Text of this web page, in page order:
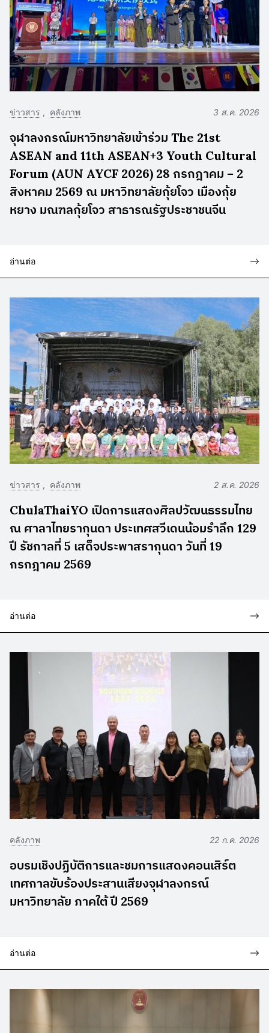
ข่าวสาร คลังภาพ 3 ส.ค. 2026
จุฬาลงกรณ์มหาวิทยาลัยเข้าร่วม The 21st
ASEAN and 11th ASEAN+3 Youth Cultural
Forum (AUN AYCF 2026) 28 กรกฎาคม – 2
สิงหาคม 2569 ณ มหาวิทยาลัยกุ้ยโจว เมืองกุ้ย
หยาง มณฑลกุ้ยโจว สาธารณรัฐประชาชนจีน
อ่านต่อ
ข่าวสาร คลังภาพ 2 ส.ค. 2026
ChulaThaiYO เปิดการแสดงศิลปวัฒนธรรมไทย
ณ ศาลาไทยรากุนดา ประเทศสวีเดนน้อมรำลึก 129
ปี รัชกาลที่ 5 เสด็จประพาสรากุนดา วันที่ 19
กรกฎาคม 2569
อ่านต่อ
คลังภาพ 22 ก.ค. 2026
อบรมเชิงปฏิบัติการและชมการแสดงคอนเสิร์ต
เทศกาลขับร้องประสานเสียงจุฬาลงกรณ์
มหาวิทยาลัย ภาคใต้ ปี 2569
อ่านต่อ